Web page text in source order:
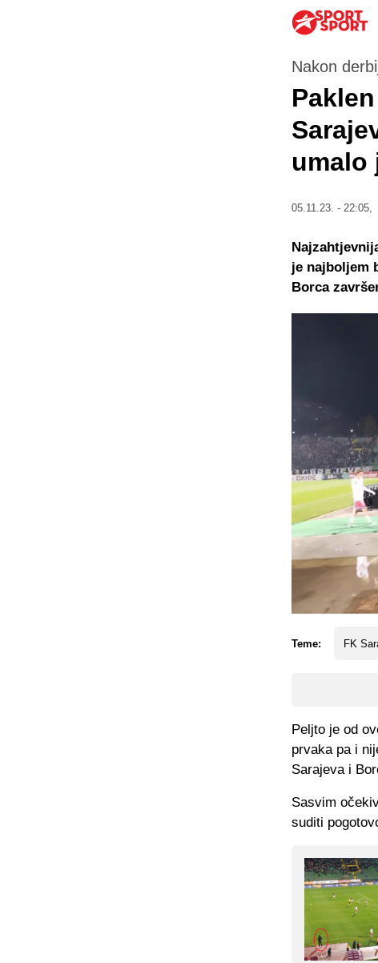
Nakon
umalo
05.11.23. - 22:05,
Teme: FK
je najboljem
Borca
Peljto je od
prvaka pa i
Sarajeva i
Sasvim
suditi